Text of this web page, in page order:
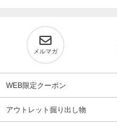
メルマガ
WEB限定クーポン
アウトレット掘り出し物